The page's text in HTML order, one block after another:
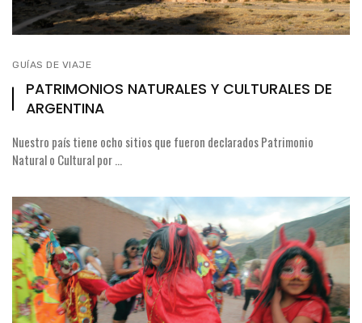
GUÍAS DE VIAJE
PATRIMONIOS NATURALES Y CULTURALES DE
ARGENTINA
Nuestro país tiene ocho sitios que fueron declarados Patrimonio
Natural o Cultural por ...